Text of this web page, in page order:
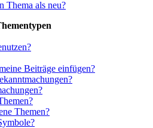
Thema als neu?
Beiträge einfügen?
Themen?